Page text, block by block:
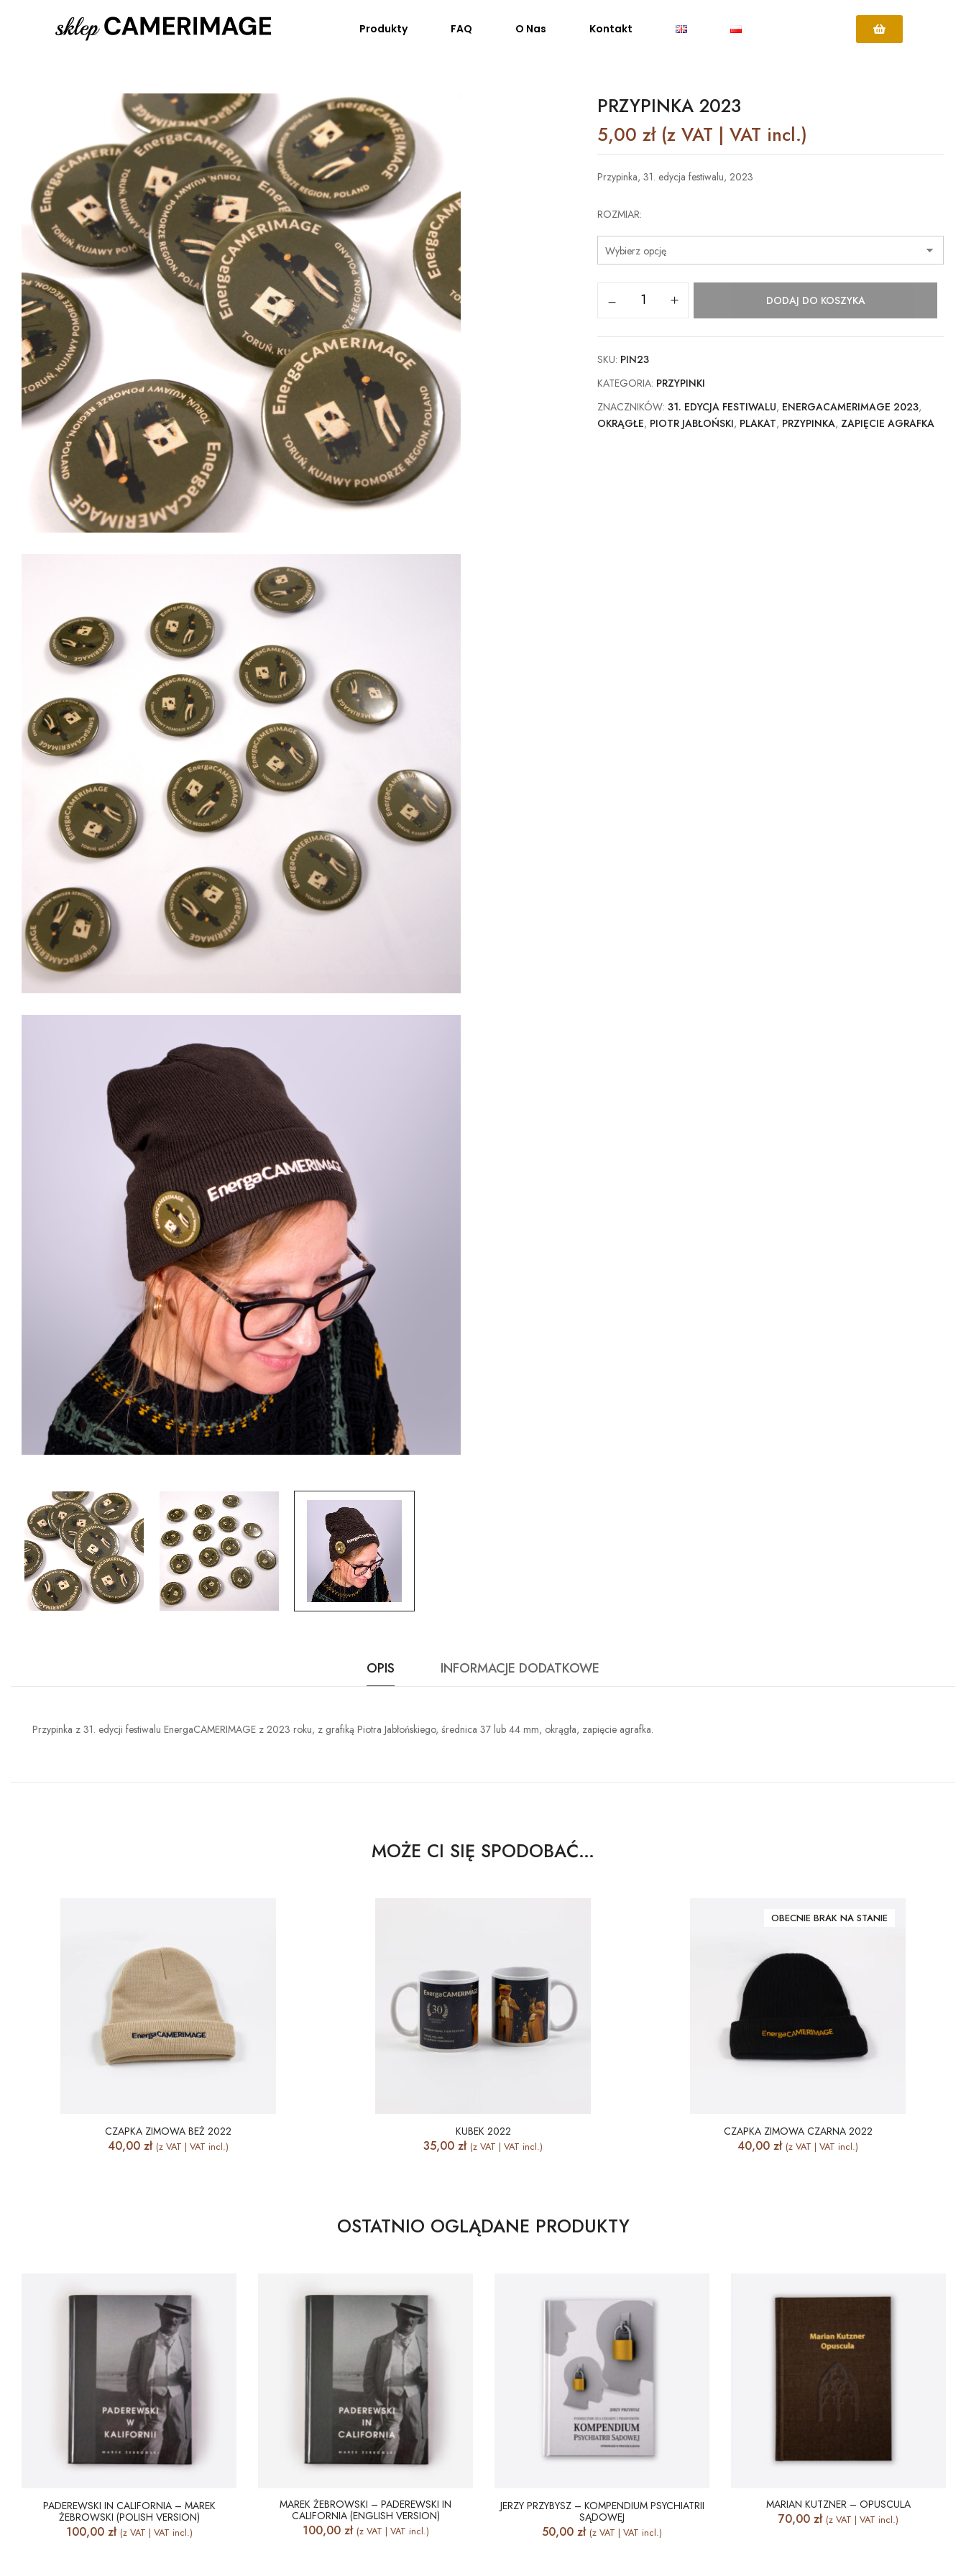
Produkty FAQ O Nas Kontakt
PRZYPINKA 2023
5,00zł(z VAT | VAT incl.)
Przypinka, 31. edycja festiwalu, 2023
ROZMIAR
DODAJ DO KOSZYKA
SKU: PIN23
KATEGORIA: PRZYPINKI
ZNACZNIKÓW:31. EDYCJA FESTIWALU, ENERGACAMERIMAGE 2023,
OKRĄGŁE, PIOTR JABŁOŃSKI, PLAKAT, PRZYPINKA,ZAPIĘCIE AGRAFKA
OPIS INFORMACJE DODATKOWE
Przypinka z 31. edycji festiwalu EnergaCAMERIMAGE z 2023 roku, z grafiką Piotra Jabłońskiego, średnica 37 lub 44 mm, okrągła, zapięcie agrafka.
MOŻE CI SIĘ SPODOBAĆ…
CZAPKA ZIMOWA BEŻ 2022
40,00 zł (z VAT | VAT incl.)
KUBEK 2022
35,00 zł (z VAT | VAT incl.)
OBECNIE BRAK NA STANIE
CZAPKA ZIMOWA CZARNA 2022
40,00 zł (z VAT | VAT incl.)
OSTATNIO OGLĄDANE PRODUKTY
PADEREWSKI IN CALIFORNIA – MAREK
ŻEBROWSKI (POLISH VERSION)
100,00 zł (z VAT | VAT incl.)
MAREK ŻEBROWSKI – PADEREWSKI IN
CALIFORNIA (ENGLISH VERSION)
100,00 zł (z VAT | VAT incl.)
JERZY PRZYBYSZ – KOMPENDIUM PSYCHIATRII
SĄDOWEJ
50,00 zł (z VAT | VAT incl.)
MARIAN KUTZNER – OPUSCULA
70,00 zł (z VAT | VAT incl.)